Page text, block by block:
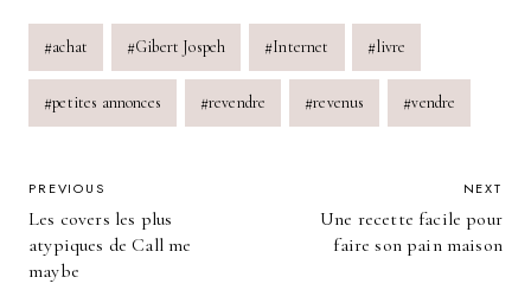
Post
Tags:
#achat #Gibert Jospeh #Internet #livre
#petites annonces #revendre #revenus #vendre
POST
NAVIGATION
PREVIOUS
Les covers les plus
atypiques de Call me
maybe
NEXT
Une recette facile pour
faire son pain maison